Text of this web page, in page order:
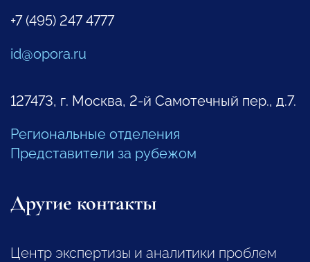
+7 (495) 247 4777
id@opora.ru
127473, г. Москва, 2-й Самотечный пер., д.7.
Региональные отделения
Представители за рубежом
Другие контакты
Центр экспертизы и аналитики проблем